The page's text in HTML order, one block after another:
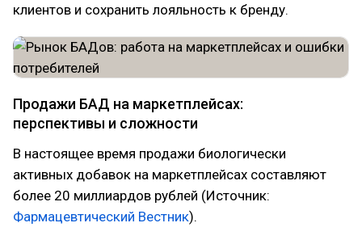
клиентов и сохранить лояльность к бренду.
Продажи БАД на маркетплейсах:
перспективы и сложности
В настоящее время продажи биологически
активных добавок на маркетплейсах составляют
более 20 миллиардов рублей (Источник:
Фармацевтический Вестник).